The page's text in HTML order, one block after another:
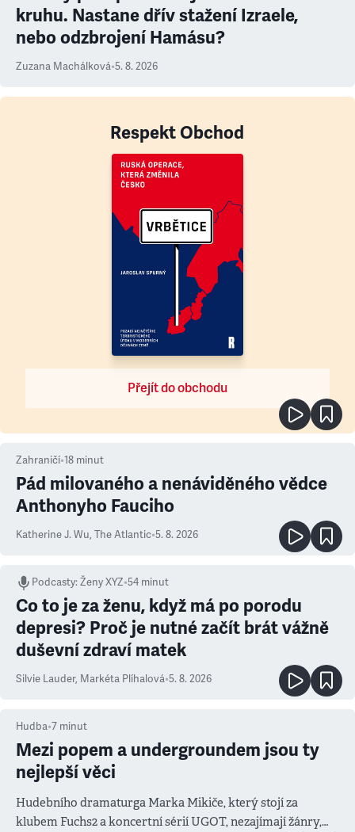
kruhu. Nastane dřív stažení Izraele,
nebo odzbrojení Hamásu?
Zuzana Machálková•5. 8. 2026
Respekt Obchod
Přejít do obchodu
Zahraničí•18 minut
Pád milovaného a nenáviděného vědce
Anthonyho Fauciho
Katherine J. Wu, The Atlantic•5. 8. 2026
Podcasty:Ženy XYZ•54 minut
Co to je za ženu, když má po porodu
depresi? Proč je nutné začít brát vážně
duševní zdraví matek
Silvie Lauder, Markéta Plíhalová•5. 8. 2026
Hudba•7 minut
Mezi popem a undergroundem jsou ty
nejlepší věci
Hudebního dramaturga Marka Mikiče, který stojí za
klubem Fuchs2 a koncertní sérií UGOT, nezajímají žánry,